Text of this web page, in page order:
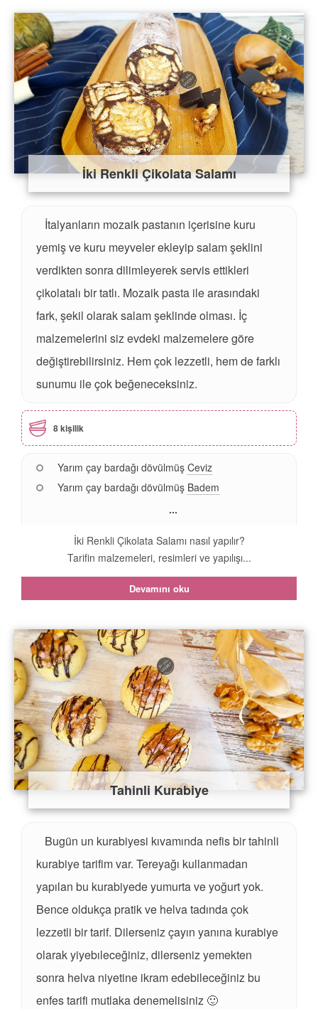
İki Renkli Çikolata Salamı
İtalyanların mozaik pastanın içerisine kuru
yemiş ve kuru meyveler ekleyip salam şeklini
verdikten sonra dilimleyerek servis ettikleri
çikolatalı bir tatlı. Mozaik pasta ile arasındaki
fark, şekil olarak salam şeklinde olması. İç
malzemelerini siz evdeki malzemelere göre
değiştirebilirsiniz. Hem çok lezzetli, hem de farklı
sunumu ile çok beğeneceksiniz.
8 kişilik
Yarım çay bardağı dövülmüş Ceviz
Yarım çay bardağı dövülmüş Badem
...
İki Renkli Çikolata Salamı nasıl yapılır?
Tarifin malzemeleri, resimleri ve yapılışı...
Devamını oku
Tahinli Kurabiye
Bugün un kurabiyesi kıvamında nefis bir tahinli
kurabiye tarifim var. Tereyağı kullanmadan
yapılan bu kurabiyede yumurta ve yoğurt yok.
Bence oldukça pratik ve helva tadında çok
lezzetli bir tarif. Dilerseniz çayın yanına kurabiye
olarak yiyebıleceğiniz, dilerseniz yemekten
sonra helva niyetine ikram edebileceğiniz bu
enfes tarifi mutlaka denemelisiniz 🙂